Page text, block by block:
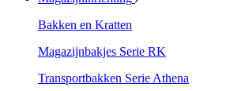
Bakken en Kratten
Magazijnbakjes Serie RK
Transportbakken Serie Athena